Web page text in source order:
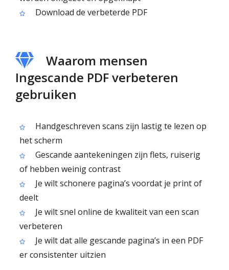
Download de verbeterde PDF
Waarom mensen
Ingescande PDF verbeteren
gebruiken
Handgeschreven scans zijn lastig te lezen op
het scherm
Gescande aantekeningen zijn flets, ruiserig
of hebben weinig contrast
Je wilt schonere pagina’s voordat je print of
deelt
Je wilt snel online de kwaliteit van een scan
verbeteren
Je wilt dat alle gescande pagina’s in een PDF
er consistenter uitzien